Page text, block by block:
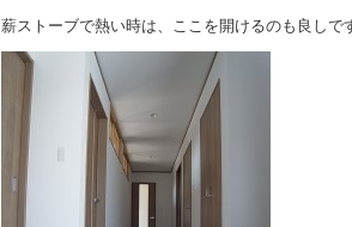
薪ストーブで熱い時は、ここを開けるのも良しで